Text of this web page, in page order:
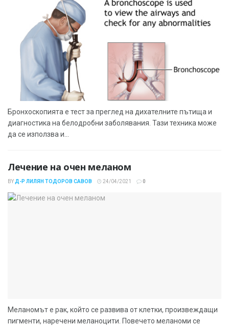
Бронхоскопията е тест за преглед на дихателните пътища и
диагностика на белодробни заболявания. Тази техника може
да се използва и...
Лечение на очен меланом
BY Д-Р ЛИЛЯН ТОДОРОВ САВОВ 24/04/2021 0
Меланомът е рак, който се развива от клетки, произвеждащи
пигменти, наречени меланоцити. Повечето меланоми се